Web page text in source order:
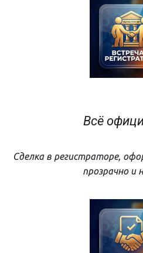
Всё
Сделка в регистраторе,
прозрачно и